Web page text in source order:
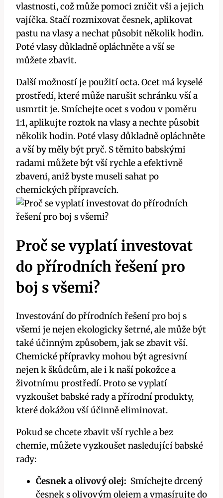
vlastnosti, což může‍ pomoci zničit vši a ​jejich
vajíčka. Stačí rozmixovat česnek, aplikovat
pastu na vlasy a nechat ​působit několik hodin.
Poté vlasy důkladně opláchněte a vší se
můžete zbavit.
Další možností je použití octa. Ocet má kyselé
prostředí, které‍ může narušit schránku vší a
usmrtit je. Smíchejte ocet s vodou v poměru
1:1, aplikujte ​roztok na vlasy a nechte‍ působit
několik hodin. Poté vlasy důkladně opláchněte
⁢a vší ⁣by měly být pryč. S těmito babskými
radami můžete​ být vší rychle a efektivně
zbaveni, aniž ​byste museli sahat po
chemických přípravcích.
Proč se vyplatí investovat
do přírodních řešení⁤ pro
boj s všemi?
Investování do přírodních řešení pro boj s
všemi je nejen‌ ekologicky šetrné, ale může být
také účinným způsobem, jak se zbavit vší.
Chemické přípravky mohou být agresivní
nejen k škůdcům, ale i k naší pokožce ⁣a ​
životnímu⁤ prostředí. Proto se‌ vyplatí
vyzkoušet babské rady a přírodní⁣ produkty,
které dokážou vší účinně eliminovat.
Pokud se chcete ⁤zbavit ​vší rychle a bez
chemie, můžete vyzkoušet ‌nasledující ⁢babské
rady:
Česnek a olivový olej: ​ Smíchejte drcený
česnek s olivovým olejem a vmasírujte do